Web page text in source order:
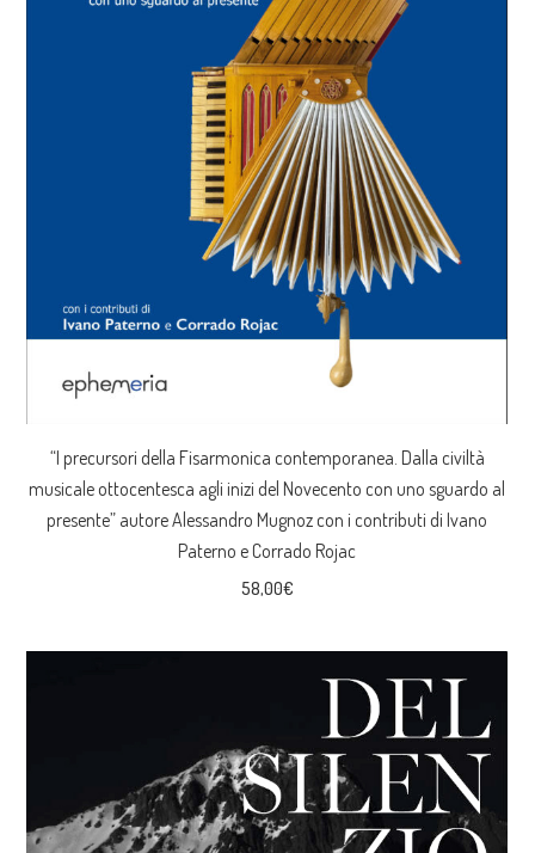
“I precursori della Fisarmonica contemporanea. Dalla civiltà
musicale ottocentesca agli inizi del Novecento con uno sguardo al
presente” autore Alessandro Mugnoz con i contributi di Ivano
Paterno e Corrado Rojac
58,00€